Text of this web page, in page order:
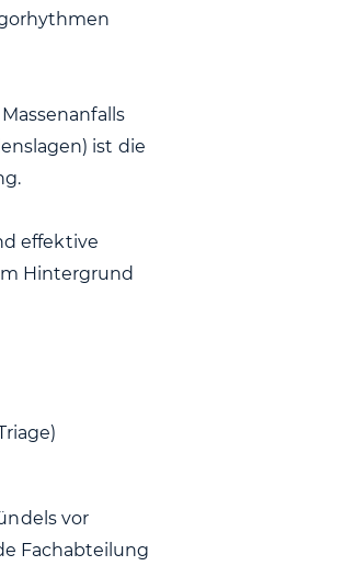
ist die
effektive
Hintergrund
vor
Fachabteilung